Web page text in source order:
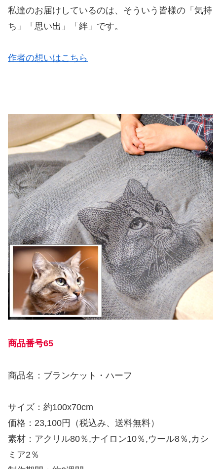
私達のお届けしているのは、そういう皆様の「気持
ち」「思い出」「絆」です。
作者の想いはこちら
商品番号65
商品名：ブランケット・ハーフ
サイズ：約100x70cm
価格：23,100円（税込み、送料無料）
素材：アクリル80％,ナイロン10％,ウール8％,カシ
ミア2％